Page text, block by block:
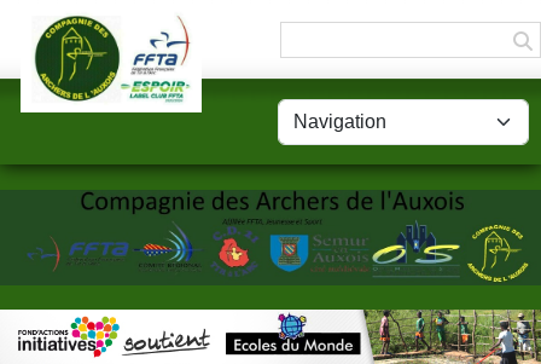
Panneau de gestion des cookies